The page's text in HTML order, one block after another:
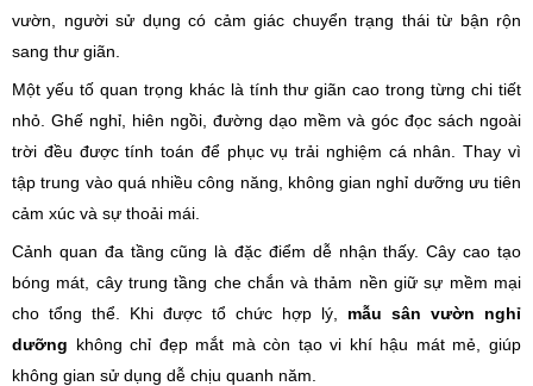
vườn, người sử dụng có cảm giác chuyển trạng thái từ bận rộn
sang thư giãn.
Một yếu tố quan trọng khác là tính thư giãn cao trong từng chi tiết
nhỏ. Ghế nghỉ, hiên ngồi, đường dạo mềm và góc đọc sách ngoài
trời đều được tính toán để phục vụ trải nghiệm cá nhân. Thay vì
tập trung vào quá nhiều công năng, không gian nghỉ dưỡng ưu tiên
cảm xúc và sự thoải mái.
Cảnh quan đa tầng cũng là đặc điểm dễ nhận thấy. Cây cao tạo
bóng mát, cây trung tầng che chắn và thảm nền giữ sự mềm mại
cho tổng thể. Khi được tổ chức hợp lý, mẫu sân vườn nghỉ
dưỡng không chỉ đẹp mắt mà còn tạo vi khí hậu mát mẻ, giúp
không gian sử dụng dễ chịu quanh năm.